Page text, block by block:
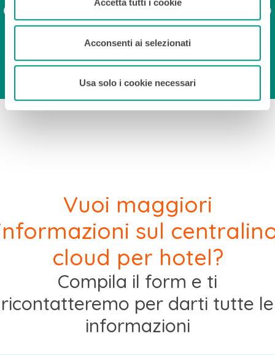
Accetta tutti i cookie
Acconsenti ai selezionati
Usa solo i cookie necessari
gestione centralizzata del tuo
hotel!
Vuoi maggiori
sul
cloud per hotel?
Compila il form e ti
ricontatteremo per darti tutte le
informazioni